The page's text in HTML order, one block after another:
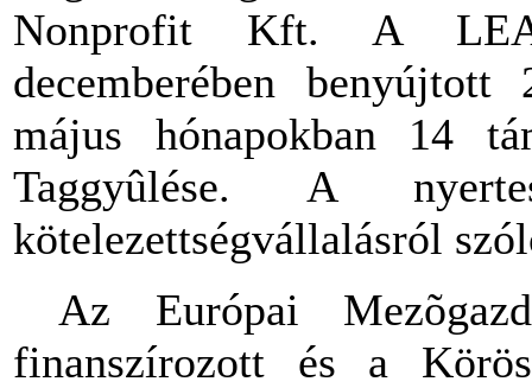
Nonprofit Kft. A
decemberében
május hónapokban 14
Taggyûlése. A
kötelezettségvállalásról
Az Európai
finanszírozott és a